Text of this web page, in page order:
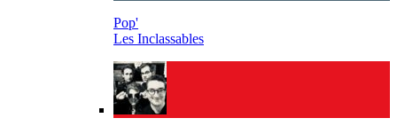
Pop'
Les Inclassables